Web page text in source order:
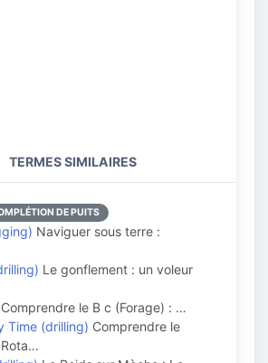
TERMES SIMILAIRES
DE PUITS
Naviguer sous terre :
Le gonflement : un voleur
Comprendre le B c (Forage) : …
Time (drilling) Comprendre le